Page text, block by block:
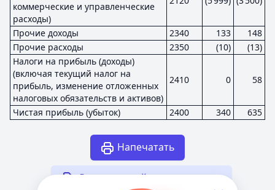
коммерческие и управленческие
расходы)
Прочие доходы 2340 133
148
Прочие расходы
2350 (10)
(13)
Налоги на прибыль (доходы)
(включая текущий налог на
прибыль, изменение отложенных
налоговых обязательств и активов)
2410 0 58
Чистая прибыль (убыток) 2400 340 635
Напечатать
Другая случайная отчетность